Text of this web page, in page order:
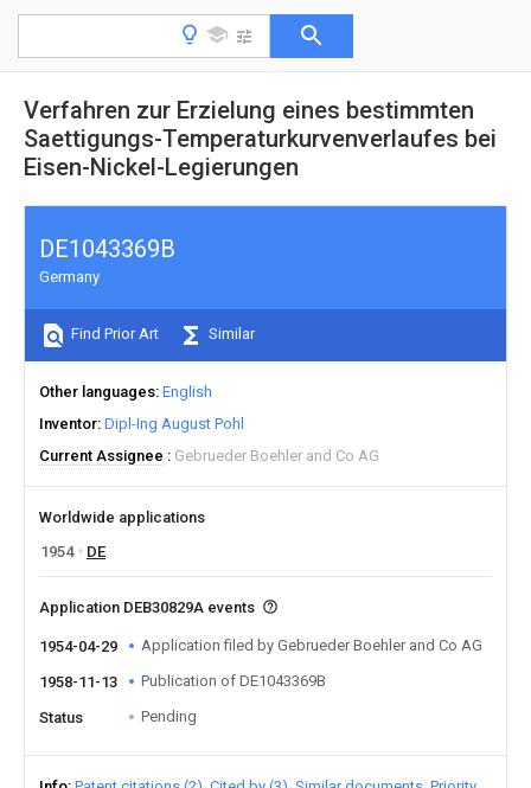
Verfahren zur Erzielung eines bestimmten
Saettigungs-Temperaturkurvenverlaufes bei
Eisen-Nickel-Legierungen
DE1043369B
Germany
Find Prior Art Similar
Other languages English
Inventor Dipl-Ing August Pohl
Current Assignee
Gebrueder Boehler and Co AG
Worldwide applications
1954
DE
Application DEB30829A events
1954-04-29 Application filed by Gebrueder Boehler and Co AG
1958-11-13 Publication of DE1043369B
Status Pending